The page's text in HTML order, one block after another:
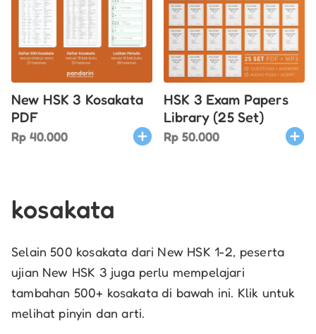
New HSK 3 Kosakata
PDF
Rp 40.000
HSK 3 Exam Papers
Library (25 Set)
Rp 50.000
kosakata
Selain 500 kosakata dari New HSK 1-2, peserta
ujian New HSK 3 juga perlu mempelajari
tambahan 500+ kosakata di bawah ini. Klik untuk
melihat pinyin dan arti.